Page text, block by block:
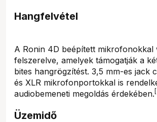
Hangfelvétel
A Ronin 4D beépített mikrofonokkal
felszerelve, amelyek támogatják a
bites hangrögzítést. 3,5 mm-es jack
és XLR mikrofonportokkal is
audiobemeneti megoldás érdekében.
Üzemidő